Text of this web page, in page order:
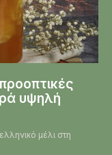
υψηλή
μέλι στη